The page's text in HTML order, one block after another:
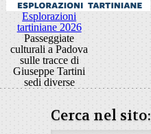
Esplorazioni
tartiniane 2026
Passeggiate
culturali a Padova
sulle tracce di
Giuseppe Tartini
sedi diverse
Cerca nel sito: